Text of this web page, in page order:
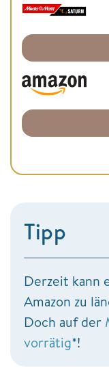
Tipp
Derzeit kann
Amazon zu
Doch auf der
vorrätig*!